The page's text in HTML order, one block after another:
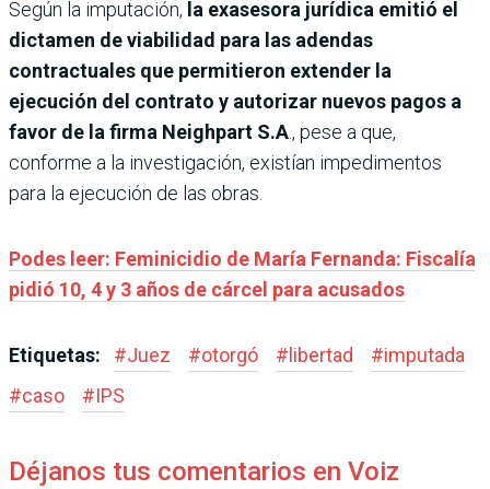
Según la imputación, la exasesora jurídica emitió el
dictamen de viabilidad para las adendas
contractuales que permitieron extender la
ejecución del contrato y autorizar nuevos pagos a
favor de la firma Neighpart S.A., pese a que,
conforme a la investigación, existían impedimentos
para la ejecución de las obras.
Podes leer: Feminicidio de María Fernanda: Fiscalía
pidió 10, 4 y 3 años de cárcel para acusados
Etiquetas: #Juez #otorgó # libertad #imputada
#caso #IPS
Déjanos tus comentarios en Voiz